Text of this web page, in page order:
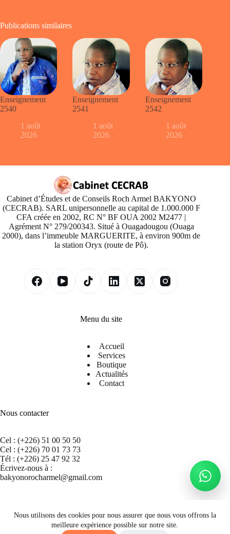
Nous utilisons des cookies pour nous assurer que nous vous offrons la
meilleure expérience possible sur notre site.
Publications similaires
Enseignement
2540
1 août
2026
Enseignement
2541
1 août
2026
Enseignement
2542
1 août
2026
Cabinet d’Études et de Conseils Roch Armel BAKYONO
(CECRAB). SARL unipersonnelle au capital de 1.000.000 F
CFA créée en 2002, RC N° BF OUA 2002 M2477 |
Agrément N° 279/200343. Situé à Ouagadougou (Ouaga
2000), dans l’immeuble MARGUERITE, à environ 900m de
la station Oryx (route de Pô).
Menu du site
Accueil
Services
Boutique
Actualités
Contact
Nous contacter
Cel : (+226) 51 00 50 50
Cel : (+226) 70 01 73 73
Tél : (+226) 25 47 92 32
Écrivez-nous à :
bakyonorocharmel@gmail.com